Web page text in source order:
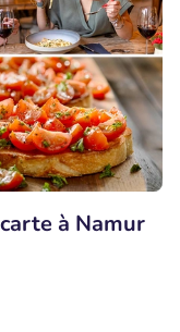
à Namur